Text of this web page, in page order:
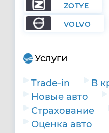
ZOTYE
VOLVO
Услуги
Trade-in
В
Новые авто
Страхование
Оценка авто